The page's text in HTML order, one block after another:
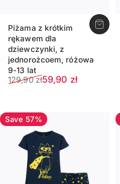
Piżama z krótkim
rękawem dla
dziewczynki, z
jednorożcoem, różowa
9-13 lat
Sale price59,90 zł
Regular price
129,90 zł
Save 57%